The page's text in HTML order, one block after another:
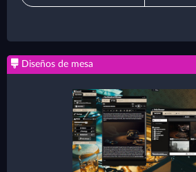
Diseños de mesa